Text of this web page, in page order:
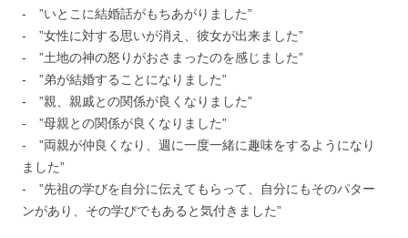
‐ ”いとこに結婚話がもちあがりました”
‐ ”女性に対する思いが消え、彼女が出来ました”
‐ ”土地の神の怒りがおさまったのを感じました”
‐ ”弟が結婚することになりました”
‐ ”親、親戚との関係が良くなりました”
‐ ”母親との関係が良くなりました”
‐ ”両親が仲良くなり、週に一度一緒に趣味をするようになり
ました”
‐ ”先祖の学びを自分に伝えてもらって、自分にもそのパター
ンがあり、その学びでもあると気付きました”